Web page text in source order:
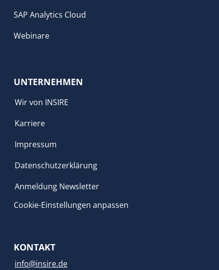
SAP Analytics Cloud
Webinare
UNTERNEHMEN
Wir von INSIRE
Karriere
Impressum
Datenschutzerklärung
Anmeldung Newsletter
Cookie-Einstellungen anpassen
KONTAKT
info@insire.de